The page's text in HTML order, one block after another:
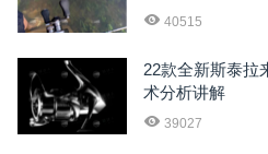
40515
22款全新斯泰拉
术分析讲解
39027